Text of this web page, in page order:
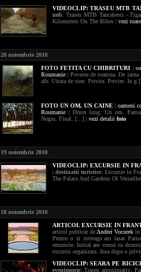
VIDEOCLIP: TRASEU MTB
mtb: Traseu MTB Tancabesti -
Kilometers On The Bikes | vezi
20 noiembrie 2010
FOTO FETITA CU CHIBRITURI |
Roumanie| Poveste de toamna. De
alb. Uitata de sine. Privita. Privire. In g
FOTO UN OM, UN CAINE| oameni
Roumanie| Drum lung. Un om.
Negru. Final. [...] | vezi detalii foto
19 noiembrie 2010
VIDEOCLIP: EXCURSIE IN
| destinatii turistice: Excursie in
The Palace And Gardens Of
18 noiembrie 2010
ARTICOL EXCURSIE IN
articol publicat de Andrei Vocurekin
Pentru o zi intreaga am lasat
renumite. Initial am crezut ca
excursii organizate. Insa dupa o
VIDEOCLIP: SEARA PE
evenimente: Traseu aproximativ: